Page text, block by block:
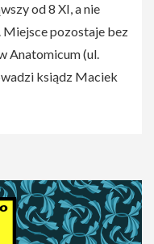
od 8 XI, a nie
pozostaje bez
Anatomicum (ul.
ksiądz Maciek